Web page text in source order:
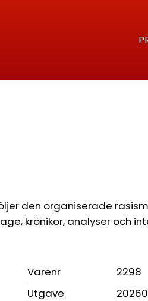
den organiserade
krönikor, analyser och
Varenr
2298
Utgave